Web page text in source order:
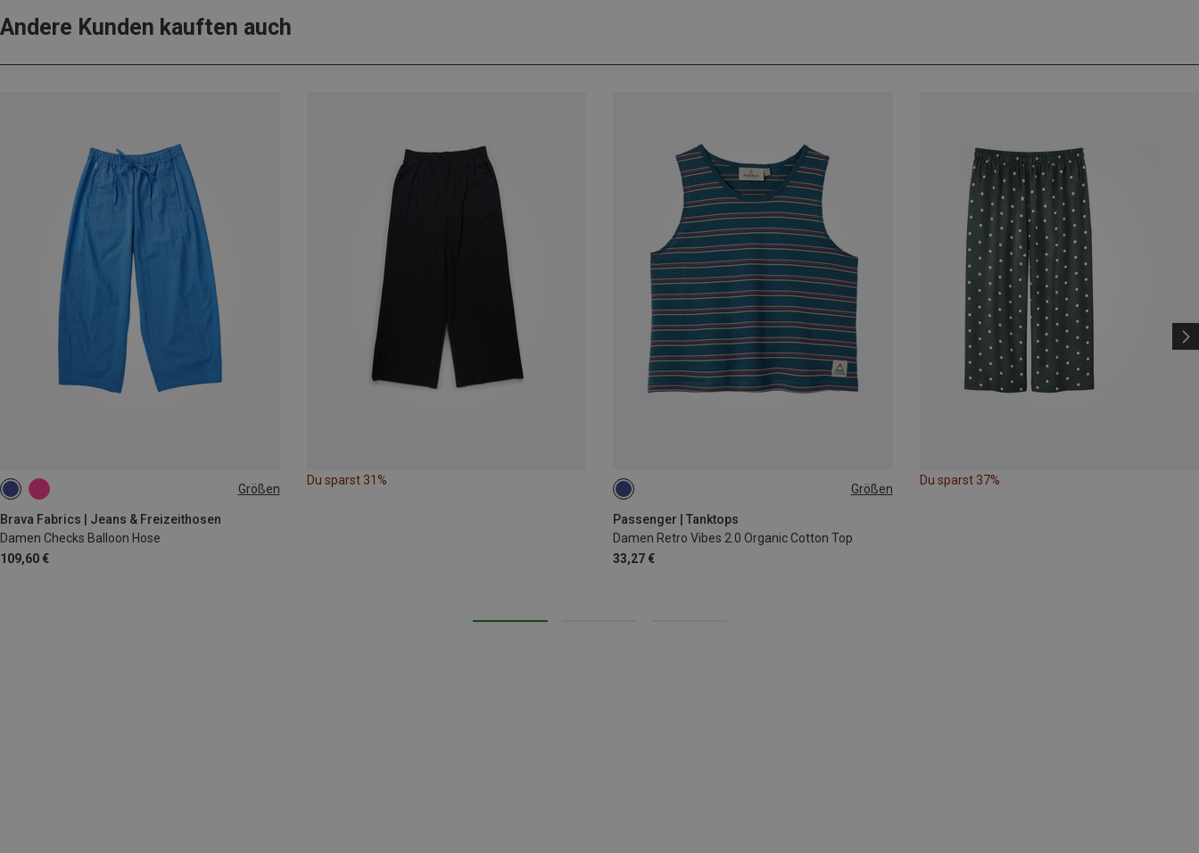
Andere Kunden kauften auch
Größen
Brava Fabrics | Jeans & Freizeithosen
Damen Checks Balloon Hose
109,60 €
XL
Du sparst 31%
Größen
Passenger | Tanktops
Damen Retro Vibes 2.0 Organic Cotton Top
33,27 €
XS
Du sparst 37%